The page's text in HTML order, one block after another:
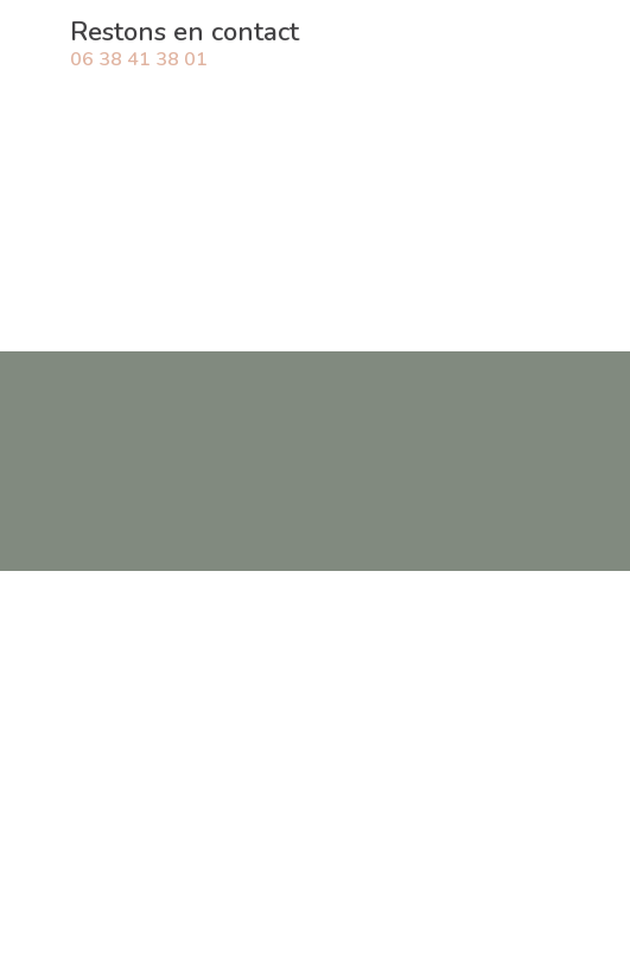
Restons en contact
06 38 41 38 01